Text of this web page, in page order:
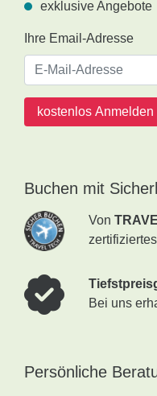
exklusive Angebote
Ihre Email-Adresse
kostenlos Anmelden
Buchen mit
Von
Bei uns
Persönliche